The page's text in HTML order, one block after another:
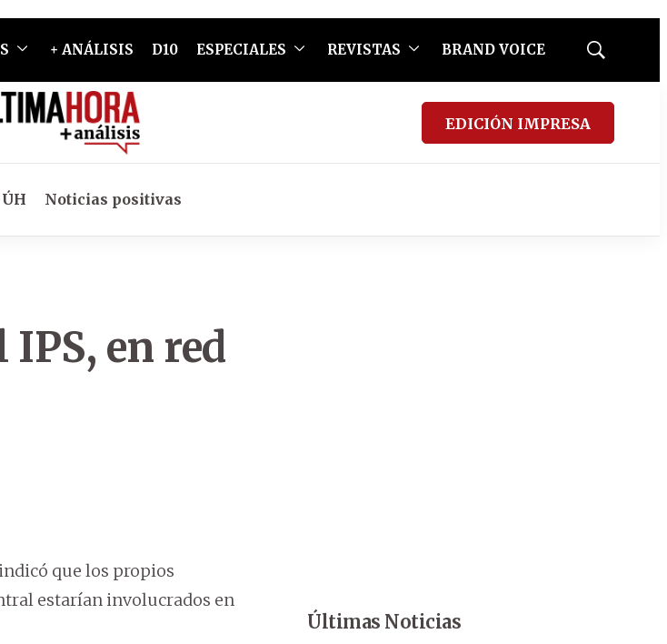
+ ANÁLISIS D10 ESPECIALES REVISTAS BRAND VOICE
Mostrar
EDICIÓN IMPRESA
Noticias positivas
en red
que los propios
estarían involucrados en
Últimas Noticias